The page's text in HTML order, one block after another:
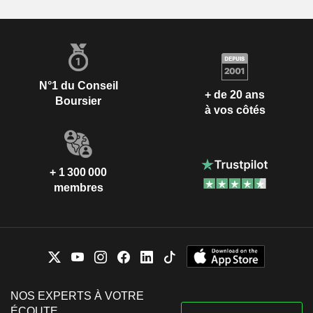
N°1 du Conseil
Boursier
+ de 20 ans
à vos côtés
+ 1 300 000
membres
NOS EXPERTS À VOTRE